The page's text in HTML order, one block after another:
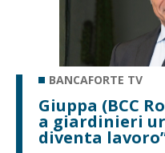
BANCAFORTE TV
Giuppa (BCC
a giardinieri
diventa